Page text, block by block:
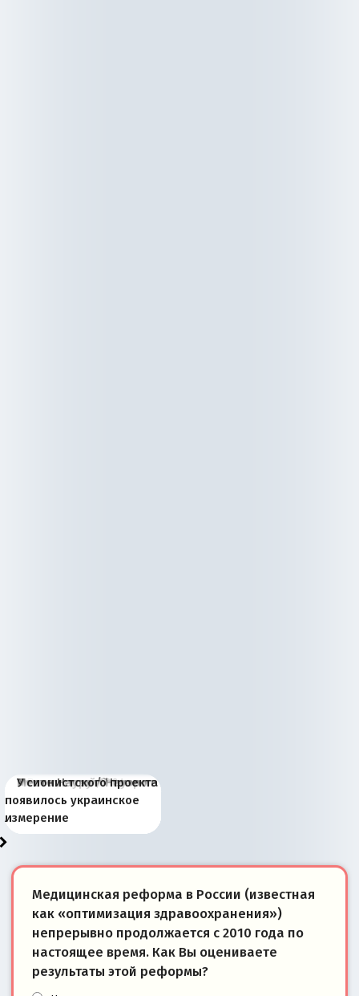
Киевская марионетка
Запада рассказала о
«переобувании» хозяев
В России назрели
перемены: 15 шагов к
суверенной экономике
Миграционный пожар
Европы
Россия начинает
сбрасывать балласт
Анкориджа
Россия зимой 1904
года: первые уступки во
внутренней политике
Русская нация вчера и
сегодня
Почему правый крах в
Варшаве не поможет её
отношениям с Россией?
Место Науру / Науэро в
современной истории
Южной Осетии
У сионистского проекта
появилось украинское
измерение
Медицинская реформа в России (известная
как «оптимизация здравоохранения»)
непрерывно продолжается с 2010 года по
настоящее время. Как Вы оцениваете
результаты этой реформы?